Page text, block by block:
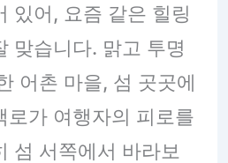
있어, 요즘 같은 힐링
맞습니다. 맑고 투명
어촌 마을, 섬 곳곳에
로가 여행자의 피로를
섬 서쪽에서 바라보